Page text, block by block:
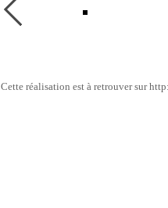
Cette réalisation est à retrouver sur